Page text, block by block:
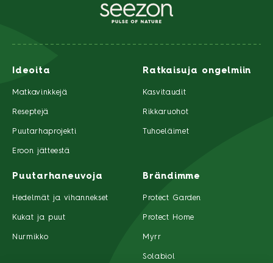
Ideoita
Matkavinkkejä
Reseptejä
Puutarhaprojekti
Eroon jätteestä
Ratkaisuja ongelmiin
Kasvitaudit
Rikkaruohot
Tuhoeläimet
Puutarhaneuvoja
Hedelmät ja vihannekset
Kukat ja puut
Nurmikko
Brändimme
Protect Garden
Protect Home
Myrr
Solabiol